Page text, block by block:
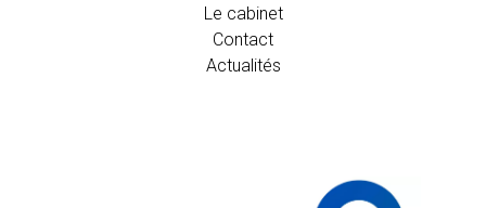
Le cabinet
Contact
Actualités